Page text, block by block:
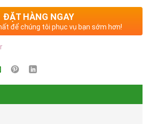
ĐẶT HÀNG NGAY
để chúng tôi phục vụ bạn sớm hơn!